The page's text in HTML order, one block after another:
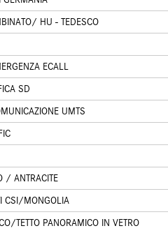
HU - TEDESCO
ECALL
SD
UMTS
/ ANTRACITE
CSI/MONGOLIA
TETTO PANORAMICO IN VETRO